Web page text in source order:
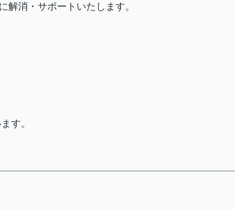
解消・サポートいたします。
す。